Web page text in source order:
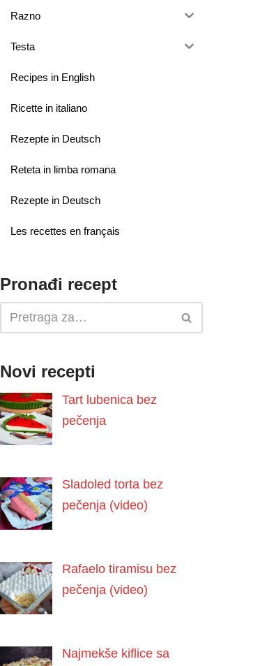
Razno
Testa
Recipes in English
Ricette in italiano
Rezepte in Deutsch
Reteta in limba romana
Rezepte in Deutsch
Les recettes en français
Pronađi recept
Novi recepti
Tart lubenica bez
pečenja
Sladoled torta bez
pečenja (video)
Rafaelo tiramisu bez
pečenja (video)
Najmekše kiflice sa